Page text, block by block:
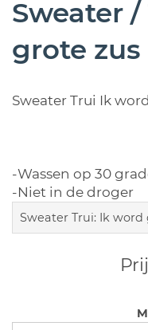
Sweater
grote zus
Sweater Trui Ik
-Wassen op 30
-Niet in de droger
Sweater Trui: Ik word